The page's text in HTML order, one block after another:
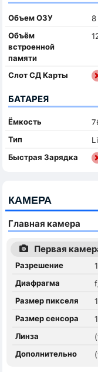
Объем ОЗУ
8
Объём
встроенной
памяти
Слот СД Карты
БАТАРЕЯ
Ёмкость
Тип
Быстрая Зарядка
КАМЕРА
Главная камера
Первая
Разрешение
Диафрагма
Размер пикселя
Размер сенсора
Линза
Дополнительно